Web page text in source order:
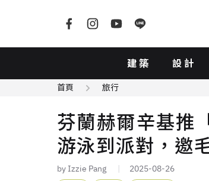
建築 設計
首頁 旅行
芬蘭赫爾辛基推
游泳到派對，邀
by Izzie Pang 2025-08-26